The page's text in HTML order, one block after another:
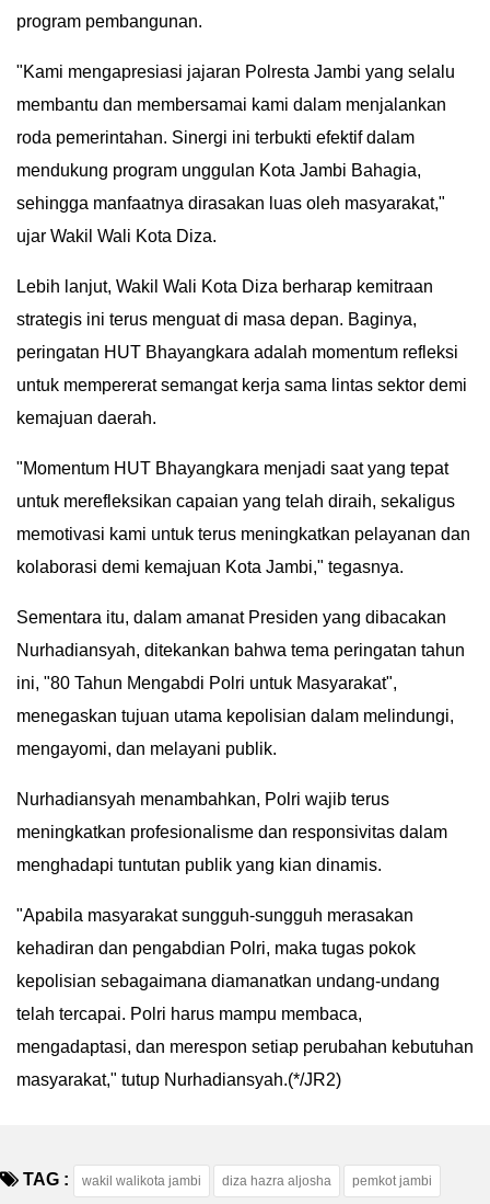
program pembangunan.
​"Kami mengapresiasi jajaran Polresta Jambi yang selalu
membantu dan membersamai kami dalam menjalankan
roda pemerintahan. Sinergi ini terbukti efektif dalam
mendukung program unggulan Kota Jambi Bahagia,
sehingga manfaatnya dirasakan luas oleh masyarakat,"
ujar Wakil Wali Kota Diza.
​Lebih lanjut, Wakil Wali Kota Diza berharap kemitraan
strategis ini terus menguat di masa depan. Baginya,
peringatan HUT Bhayangkara adalah momentum refleksi
untuk mempererat semangat kerja sama lintas sektor demi
kemajuan daerah.
​"Momentum HUT Bhayangkara menjadi saat yang tepat
untuk merefleksikan capaian yang telah diraih, sekaligus
memotivasi kami untuk terus meningkatkan pelayanan dan
kolaborasi demi kemajuan Kota Jambi," tegasnya.
​Sementara itu, dalam amanat Presiden yang dibacakan
Nurhadiansyah, ditekankan bahwa tema peringatan tahun
ini, "80 Tahun Mengabdi Polri untuk Masyarakat",
menegaskan tujuan utama kepolisian dalam melindungi,
mengayomi, dan melayani publik.
​Nurhadiansyah menambahkan, Polri wajib terus
meningkatkan profesionalisme dan responsivitas dalam
menghadapi tuntutan publik yang kian dinamis.
​"Apabila masyarakat sungguh-sungguh merasakan
kehadiran dan pengabdian Polri, maka tugas pokok
kepolisian sebagaimana diamanatkan undang-undang
telah tercapai. Polri harus mampu membaca,
mengadaptasi, dan merespon setiap perubahan kebutuhan
masyarakat," tutup Nurhadiansyah.(*/JR2)
TAG : wakil walikota jambi diza hazra aljosha pemkot jambi